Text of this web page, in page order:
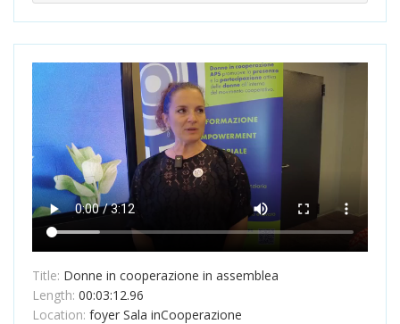
Title: Donne in cooperazione in assemblea
Length: 00:03:12.96
Location: foyer Sala inCooperazione